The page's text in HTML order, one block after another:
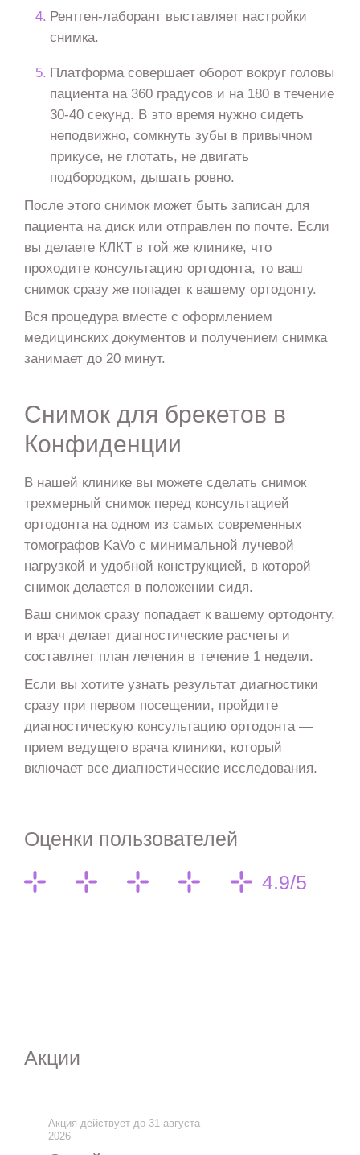
Рентген-лаборант выставляет настройки
снимка.
Платформа совершает оборот вокруг головы
пациента на 360 градусов и на 180 в течение
30-40 секунд. В это время нужно сидеть
неподвижно, сомкнуть зубы в привычном
прикусе, не глотать, не двигать
подбородком, дышать ровно.
После этого снимок может быть записан для
пациента на диск или отправлен по почте. Если
вы делаете КЛКТ в той же клинике, что
проходите консультацию ортодонта, то ваш
снимок сразу же попадет к вашему ортодонту.
Вся процедура вместе с оформлением
медицинских документов и получением снимка
занимает до 20 минут.
Снимок для брекетов в
Конфиденции
В нашей клинике вы можете сделать снимок
трехмерный снимок перед консультацией
ортодонта на одном из самых современных
томографов KaVo с минимальной лучевой
нагрузкой и удобной конструкцией, в которой
снимок делается в положении сидя.
Ваш снимок сразу попадает к вашему ортодонту,
и врач делает диагностические расчеты и
составляет план лечения в течение 1 недели.
Если вы хотите узнать результат диагностики
сразу при первом посещении, пройдите
диагностическую консультацию ортодонта —
прием ведущего врача клиники, который
включает все диагностические исследования.
Оценки пользователей
4.9/5
Акции
Акция действует до 31 августа
2026